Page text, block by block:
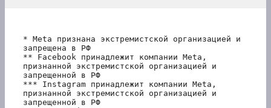
* Meta признана экстремистской организацией и
запрещена в РФ
** Facebook принадлежит компании Meta,
признанной экстремистской организацией и
запрещенной в РФ
*** Instagram принадлежит компании Meta,
признанной экстремистской организацией и
запрещенной в РФ